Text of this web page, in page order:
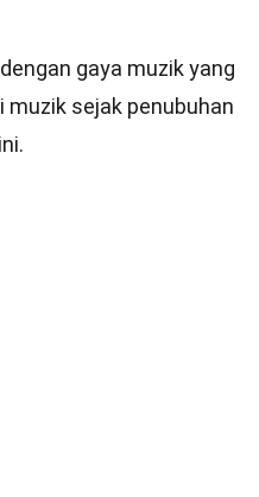
gaya muzik yang
sejak penubuhan